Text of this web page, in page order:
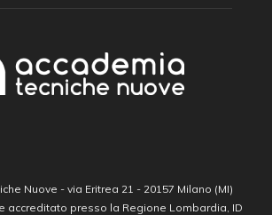
Nuove - via Eritrea 21 - 20157 Milano (MI)
accreditato presso la Regione Lombardia, ID